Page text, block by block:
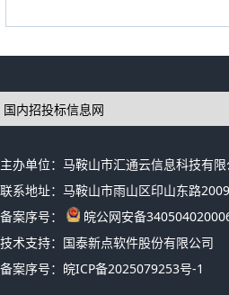
主办单位：马鞍山市汇通云信息科技有限
联系地址：马鞍山市雨山区印山东路
备案序号：
皖公网安备
技术支持：国泰新点软件股份有限公司
备案序号： 皖ICP备2025079253号-1